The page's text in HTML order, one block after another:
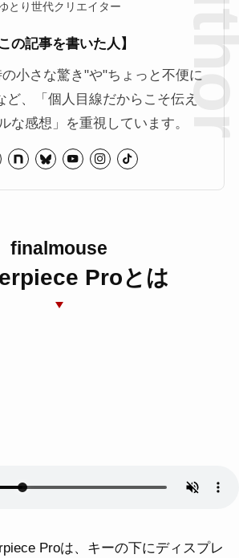
とり世代クリエイター
この記事を書いた人】
小さな驚き"や"ちょっと不便に
ど、「個人目線だからこそ伝え
な感想」を重視しています。
finalmouse
Proとは
Proは、キーの下にディスプレ